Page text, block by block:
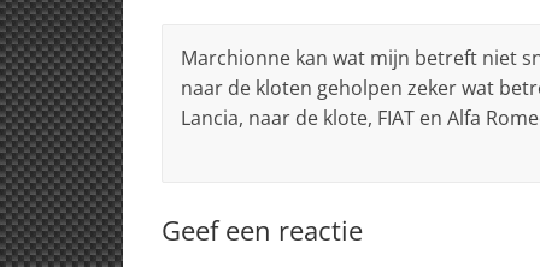
Marchionne kan wat mijn betreft niet
naar de kloten geholpen zeker wat
Lancia, naar de klote, FIAT en Alfa
Geef een reactie